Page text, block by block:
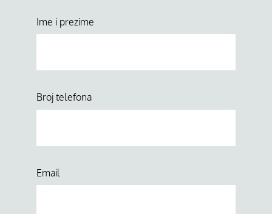
Ime i prezime
Broj telefona
Email